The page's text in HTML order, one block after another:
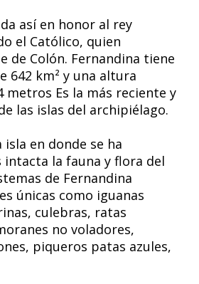
así en honor al rey
el Católico, quien
de Colón. Fernandina tiene
642 km² y una altura
metros Es la más reciente y
las islas del archipiélago.
isla en donde se ha
intacta la fauna y flora del
de Fernandina
únicas como iguanas
culebras, ratas
no voladores,
piqueros patas azules,